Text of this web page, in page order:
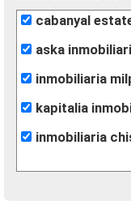
cabanyal
aska
inmobiliaria
kapitalia
inmobiliaria